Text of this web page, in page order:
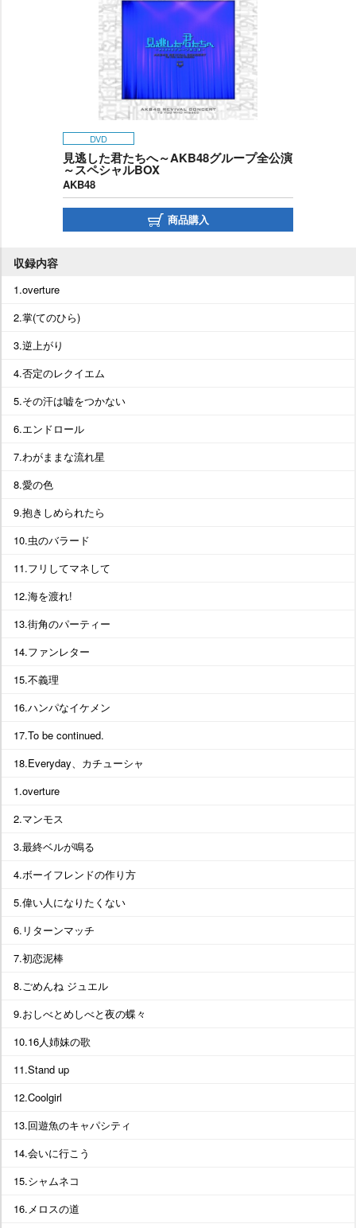
DVD
見逃した君たちへ～AKB48グループ全公演
～スペシャルBOX
AKB48
商品購入
収録内容
1.overture
2.掌(てのひら)
3.逆上がり
4.否定のレクイエム
5.その汗は嘘をつかない
6.エンドロール
7.わがままな流れ星
8.愛の色
9.抱きしめられたら
10.虫のバラード
11.フリしてマネして
12.海を渡れ!
13.街角のパーティー
14.ファンレター
15.不義理
16.ハンパなイケメン
17.To be continued.
18.Everyday、カチューシャ
1.overture
2.マンモス
3.最終ベルが鳴る
4.ボーイフレンドの作り方
5.偉い人になりたくない
6.リターンマッチ
7.初恋泥棒
8.ごめんね ジュエル
9.おしべとめしべと夜の蝶々
10.16人姉妹の歌
11.Stand up
12.Coolgirl
13.回遊魚のキャパシティ
14.会いに行こう
15.シャムネコ
16.メロスの道